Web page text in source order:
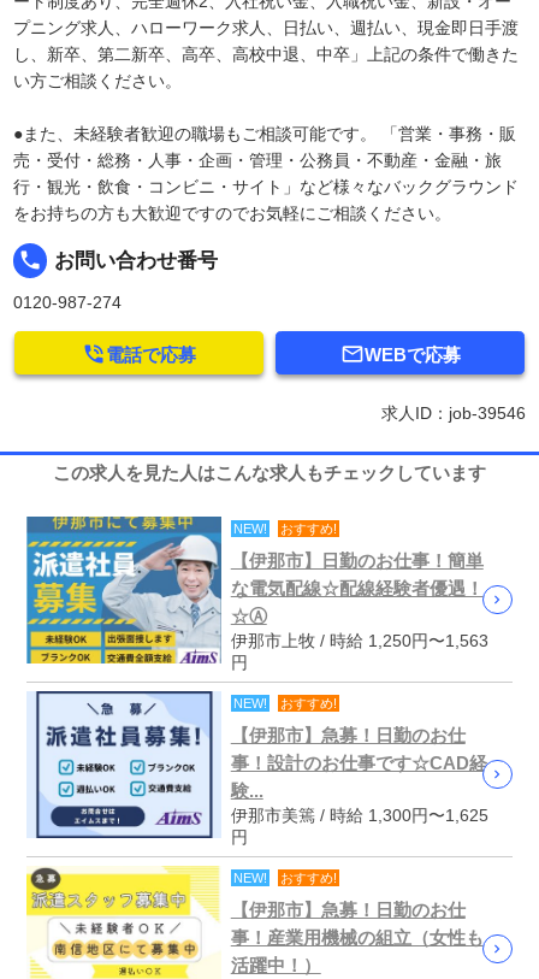
プニング求人、ハローワーク求人、日払い、週払い、現金即日手渡
し、新卒、第二新卒、高卒、高校中退、中卒」上記の条件で働きた
い方ご相談ください。
●また、未経験者歓迎の職場もご相談可能です。 「営業・事務・販
売・受付・総務・人事・企画・管理・公務員・不動産・金融・旅
行・観光・飲食・コンビニ・サイト」など様々なバックグラウンド
をお持ちの方も大歓迎ですのでお気軽にご相談ください。
local_phone お問い合わせ番号
0120-987-274
WEBで応募
電話で応募
求人ID：job-39546
この求人を見た人はこんな求人もチェックしています
NEW! おすすめ!
【伊那市】日勤のお仕事！簡単
な電気配線☆配線経験者優遇！
☆Ⓐ
伊那市上牧 / 時給 1,250円〜1,563
円
NEW! おすすめ!
【伊那市】急募！日勤のお仕
事！設計のお仕事です☆CAD経
験...
伊那市美篶 / 時給 1,300円〜1,625
円
NEW! おすすめ!
【伊那市】急募！日勤のお仕
事！産業用機械の組立（女性も
活躍中！）